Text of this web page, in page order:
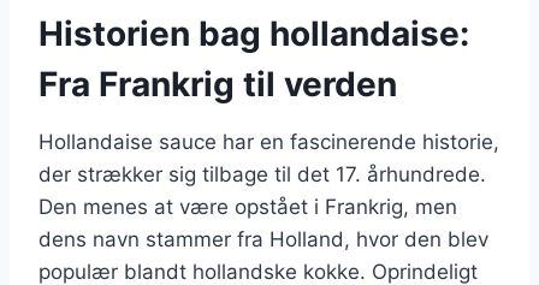
Historien bag hollandaise:
Fra Frankrig til verden
Hollandaise sauce har en fascinerende historie,
der strækker sig tilbage til det 17. århundrede.
Den menes at være opstået i Frankrig, men
dens navn stammer fra Holland, hvor den blev
populær blandt hollandske kokke. Oprindeligt